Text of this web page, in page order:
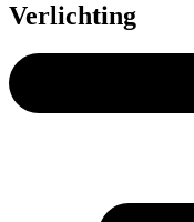
Verlichting